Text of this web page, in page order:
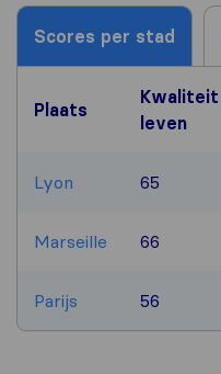
Scores per stad
Plaats
Kwaliteit
leven
Lyon 65
Marseille 66
Parijs 56